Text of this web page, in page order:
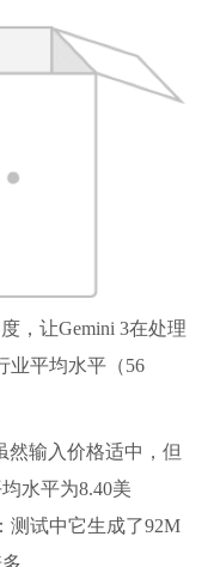
，让Gemini 3在处理
业平均水平（56
然输入价格适中，但
水平为8.40美
测试中它生成了92M